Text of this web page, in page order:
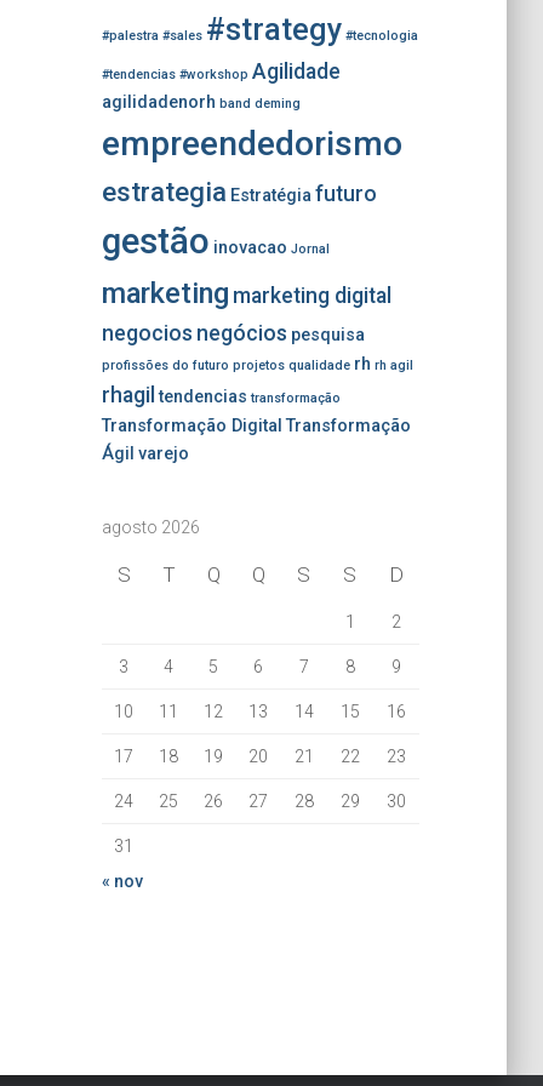
#palestra #sales #strategy #tecnologia
#tendencias #workshop Agilidade
agilidadenorh band deming
empreendedorismo
estrategia Estratégia futuro
gestão inovacao Jornal
marketing marketing digital
negocios negócios pesquisa
profissões do futuro projetos qualidade rh rh agil
rhagil tendencias transformação
Transformação Digital Transformação
Ágil varejo
agosto 2026
S T Q Q S S D
1 2
3 4 5 6 7 8 9
10 11 12 13 14 15 16
17 18 19 20 21 22 23
24 25 26 27 28 29 30
31
« nov